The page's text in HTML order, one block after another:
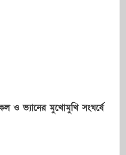
ও ভ্যানের মুখোমুখি সংঘর্ষে